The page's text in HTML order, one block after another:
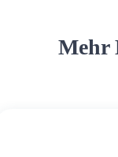
Mehr